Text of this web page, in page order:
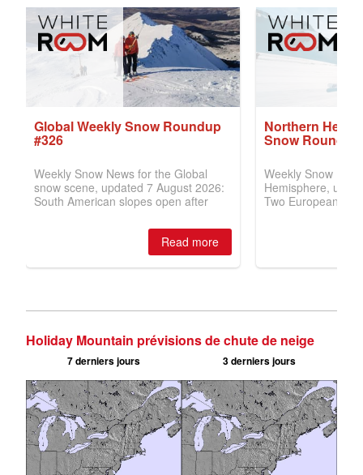
Holiday Mountain prévisions de chute de neige
7 derniers jours 3 derniers jours